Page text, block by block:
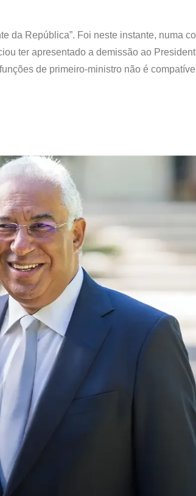
da República”. Foi neste instante, numa
ter apresentado a demissão ao
de primeiro-ministro não é